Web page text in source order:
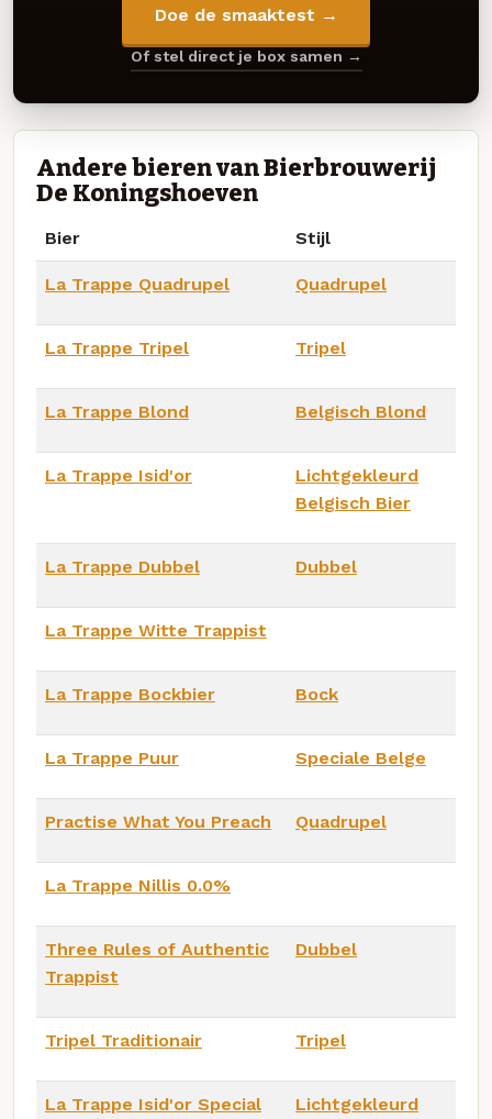
Doe de smaaktest →
Of stel direct je box samen →
Andere bieren van Bierbrouwerij
De Koningshoeven
Bier Stijl
La Trappe Quadrupel Quadrupel
La Trappe Tripel Tripel
La Trappe Blond Belgisch Blond
La Trappe Isid'or
Lichtgekleurd
Belgisch Bier
La Trappe Dubbel Dubbel
La Trappe Witte Trappist
La Trappe Bockbier Bock
La Trappe Puur Speciale Belge
Practise What You Preach Quadrupel
La Trappe Nillis 0.0%
Three Rules of Authentic
Trappist
Dubbel
Tripel Traditionair Tripel
La Trappe Isid'or Special
Lichtgekleurd